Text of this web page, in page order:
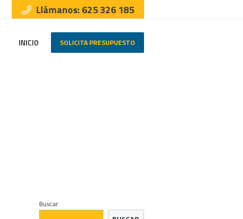
Llámanos: 625 326 185
SOLICITA PRESUPUESTO
INICIO
Buscar